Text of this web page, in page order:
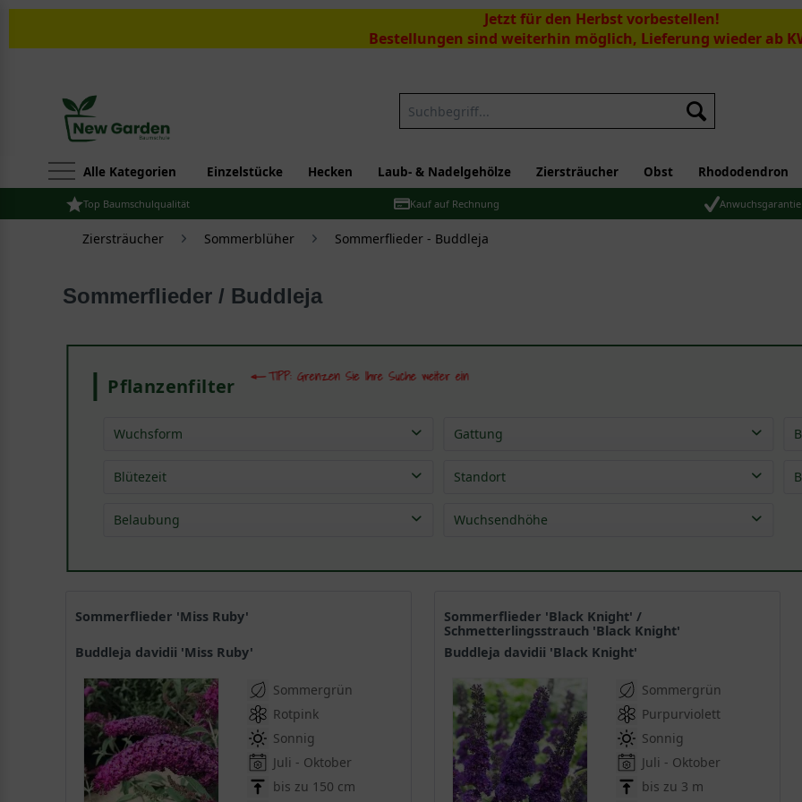
Jetzt für den Herbst vorbestellen!
Bestellungen sind weiterhin möglich, Lieferung wieder ab
Suchen
Alle Kategorien Einzelstücke Hecken Laub- & Nadelgehölze Ziersträucher Obst Rhododendron
Top Baumschulqualität Kauf auf Rechnung Anwuchsgarantie
Ziersträucher Sommerblüher Sommerflieder - Buddleja
Sommerflieder / Buddleja
Pflanzenfilter
Wuchsform
Strauch
Gattung
Sommerflieder - Buddleja
Blütezeit
Jun(16
Okt(32)
Standort
Belaubung Wuchsendhöhe
1,30 - 2,00 m
23
2,00 - 4,00 m(15)
4,00 - 6,00 m(1)
Sommerflieder 'Black Knight' /
Schmetterlingsstrauch 'Black Knight'
Buddleja davidii 'Black Knight'
Sommergrün
Purpurviolett
Sonnig
Juli - Oktober
bis zu 3 m
Sommerflieder 'Miss Ruby'
Buddleja davidii 'Miss Ruby'
Sommergrün
Rotpink
Sonnig
Juli - Oktober
bis zu 150 cm